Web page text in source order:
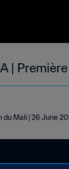
|
du Mali | 26 June